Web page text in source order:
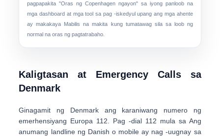
pagpapakita"Oras ng Copenhagen ngayon" sa iyong panloob na
mga dashboard at mga tool sa pag -iskedyul upang ang mga ahente
ay makakaya Mabilis na makita kung tumatawag sila sa loob ng
normal na oras ng pagtatrabaho.
Kaligtasan at Emergency Calls sa
Denmark
Ginagamit ng Denmark ang karaniwang numero ng
emerhensiyang Europa 112 . Pag -dial 112 mula sa Ang
anumang landline ng Danish o mobile ay nag -uugnay sa